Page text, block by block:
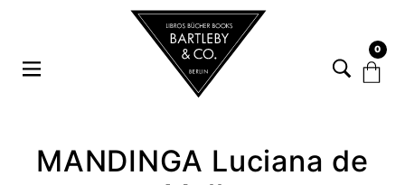
0
MANDINGA Luciana de